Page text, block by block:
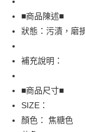
街口支付
悠遊付
全盈+PAY
相關說明
AFTEE先享後付是「
便利好安心！
運送方式
■商品陳述■
狀態：污漬，磨
補充說明：
■商品尺寸■
SIZE：
顏色： 焦糖色